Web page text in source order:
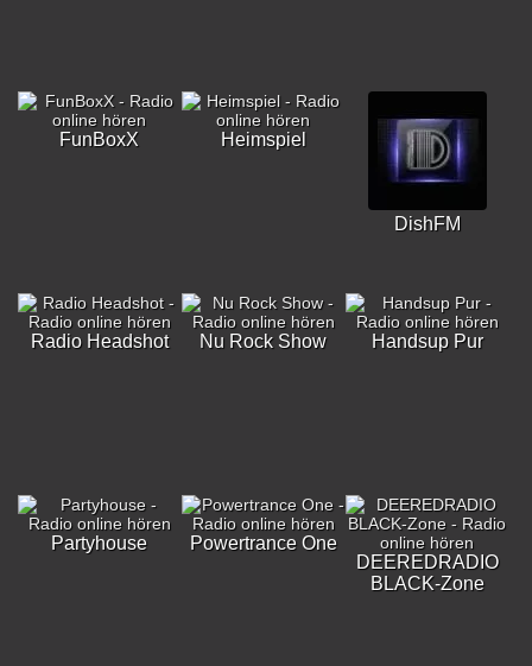
FunBoxX Heimspiel
DishFM
Radio Headshot Nu Rock Show Handsup Pur
Partyhouse
Powertrance One
DEEREDRADIO
BLACK-Zone